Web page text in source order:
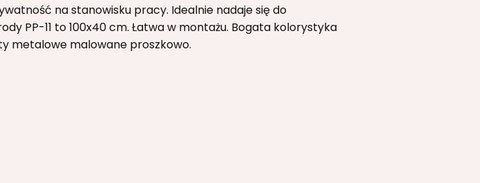
na stanowisku pracy. Idealnie nadaje się do
PP-11 to 100x40 cm. Łatwa w montażu. Bogata kolorystyka
metalowe malowane proszkowo.